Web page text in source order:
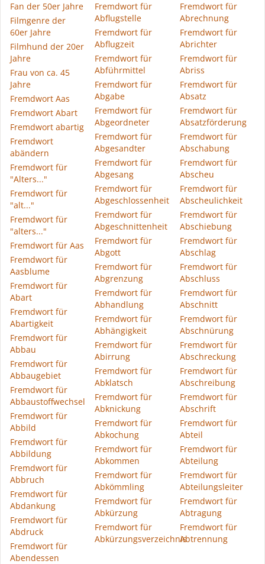
Fan der 50er Jahre
Filmgenre der
60er Jahre
Filmhund der 20er
Jahre
Frau von ca. 45
Jahre
Fremdwort Aas
Fremdwort Abart
Fremdwort abartig
Fremdwort
abändern
Fremdwort für
"Alters..."
Fremdwort für
"alt..."
Fremdwort für
"alters..."
Fremdwort für Aas
Fremdwort für
Aasblume
Fremdwort für
Abart
Fremdwort für
Abartigkeit
Fremdwort für
Abbau
Fremdwort für
Abbaugebiet
Fremdwort für
Abbaustoffwechsel
Fremdwort für
Abbild
Fremdwort für
Abbildung
Fremdwort für
Abbruch
Fremdwort für
Abdankung
Fremdwort für
Abdruck
Fremdwort für
Abendessen
Fremdwort für
Abflugstelle
Fremdwort für
Abflugzeit
Fremdwort für
Abführmittel
Fremdwort für
Abgabe
Fremdwort für
Abgeordneter
Fremdwort für
Abgesandter
Fremdwort für
Abgesang
Fremdwort für
Abgeschlossenheit
Fremdwort für
Abgeschnittenheit
Fremdwort für
Abgott
Fremdwort für
Abgrenzung
Fremdwort für
Abhandlung
Fremdwort für
Abhängigkeit
Fremdwort für
Abirrung
Fremdwort für
Abklatsch
Fremdwort für
Abknickung
Fremdwort für
Abkochung
Fremdwort für
Abkommen
Fremdwort für
Abkömmling
Fremdwort für
Abkürzung
Fremdwort für
Abkürzungsverzeichnis
Fremdwort für
Abrechnung
Fremdwort für
Abrichter
Fremdwort für
Abriss
Fremdwort für
Absatz
Fremdwort für
Absatzförderung
Fremdwort für
Abschabung
Fremdwort für
Abscheu
Fremdwort für
Abscheulichkeit
Fremdwort für
Abschiebung
Fremdwort für
Abschlag
Fremdwort für
Abschluss
Fremdwort für
Abschnitt
Fremdwort für
Abschnürung
Fremdwort für
Abschreckung
Fremdwort für
Abschreibung
Fremdwort für
Abschrift
Fremdwort für
Abteil
Fremdwort für
Abteilung
Fremdwort für
Abteilungsleiter
Fremdwort für
Abtragung
Fremdwort für
Abtrennung